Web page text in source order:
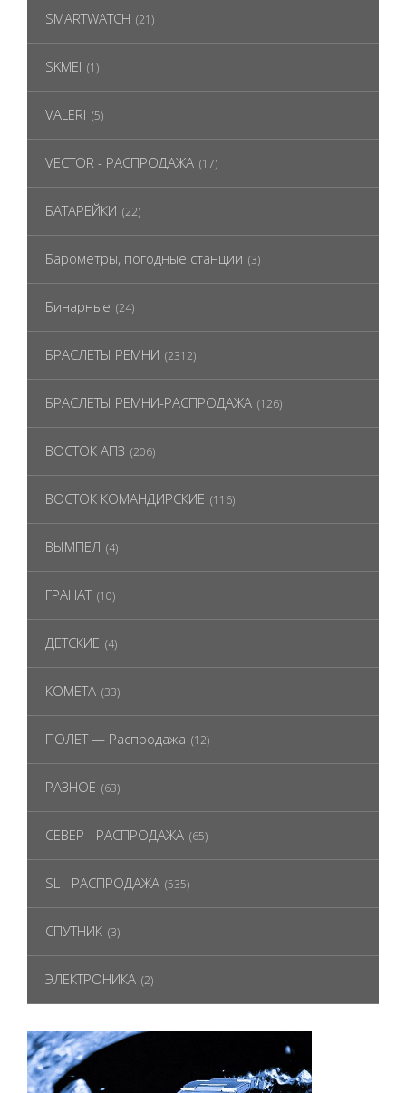
SMARTWATCH (21)
SKMEI (1)
VALERI (5)
VECTOR - РАСПРОДАЖА (17)
БАТАРЕЙКИ (22)
Барометры, погодные станции (3)
Бинарные (24)
БРАСЛЕТЫ РЕМНИ (2312)
БРАСЛЕТЫ РЕМНИ-РАСПРОДАЖА (126)
ВОСТОК АПЗ (206)
ВОСТОК КОМАНДИРСКИЕ (116)
ВЫМПЕЛ (4)
ГРАНАТ (10)
ДЕТСКИЕ (4)
КОМЕТА (33)
ПОЛЕТ — Распродажа (12)
РАЗНОЕ (63)
СЕВЕР - РАСПРОДАЖА (65)
SL - РАСПРОДАЖА (535)
СПУТНИК (3)
ЭЛЕКТРОНИКА (2)